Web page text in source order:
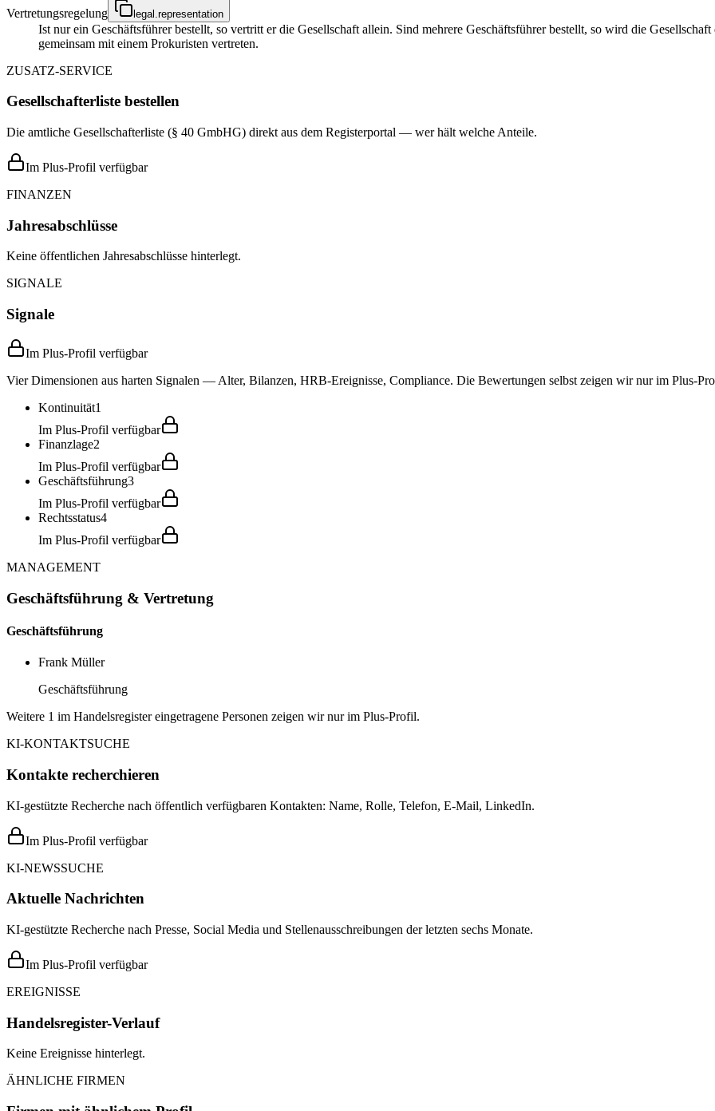
Vertretungsregelung
legal.representation
Ist nur ein Geschäftsführer bestellt, so vertritt er die Gesellschaft allein. Sind mehrere Geschäftsführer bestellt, so wird die
gemeinsam mit einem Prokuristen vertreten.
ZUSATZ-SERVICE
Gesellschafterliste bestellen
Die amtliche Gesellschafterliste (§ 40 GmbHG) direkt aus dem Registerportal — wer hält welche Anteile.
Im Plus-Profil verfügbar
FINANZEN
Jahresabschlüsse
Keine öffentlichen Jahresabschlüsse hinterlegt.
SIGNALE
Signale
Im Plus-Profil verfügbar
Vier Dimensionen aus harten Signalen — Alter, Bilanzen, HRB-Ereignisse, Compliance. Die Bewertungen selbst zeigen wir nur im Plus-
Kontinuität1
Im Plus-Profil verfügbar
Finanzlage2
Im Plus-Profil verfügbar
Geschäftsführung3
Im Plus-Profil verfügbar
Rechtsstatus4
Im Plus-Profil verfügbar
MANAGEMENT
Geschäftsführung & Vertretung
Geschäftsführung
Frank Müller
Geschäftsführung
Weitere 1 im Handelsregister eingetragene Personen zeigen wir nur im Plus-Profil.
KI-KONTAKTSUCHE
Kontakte recherchieren
KI-gestützte Recherche nach öffentlich verfügbaren Kontakten: Name, Rolle, Telefon, E-Mail, LinkedIn.
Im Plus-Profil verfügbar
KI-NEWSSUCHE
Aktuelle Nachrichten
KI-gestützte Recherche nach Presse, Social Media und Stellenausschreibungen der letzten sechs Monate.
Im Plus-Profil verfügbar
EREIGNISSE
Handelsregister-Verlauf
Keine Ereignisse hinterlegt.
ÄHNLICHE FIRMEN